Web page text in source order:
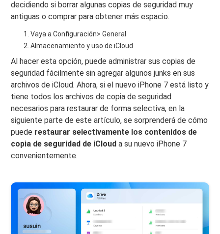
decidiendo si borrar algunas copias de seguridad muy
antiguas o comprar para obtener más espacio.
Vaya a Configuración> General
Almacenamiento y uso de iCloud
Al hacer esta opción, puede administrar sus copias de
seguridad fácilmente sin agregar algunos junks en sus
archivos de iCloud. Ahora, si el nuevo iPhone 7 está listo y
tiene todos los archivos de copia de seguridad
necesarios para restaurar de forma selectiva, en la
siguiente parte de este artículo, se sorprenderá de cómo
puede restaurar selectivamente los contenidos de
copia de seguridad de iCloud a su nuevo iPhone 7
convenientemente.